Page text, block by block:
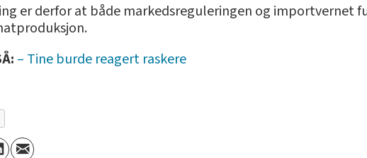
er derfor at både markedsreguleringen og
– Tine burde reagert raskere